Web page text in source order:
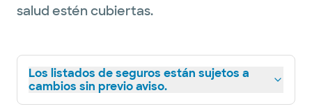
salud estén cubiertas.
Los listados de seguros están sujetos a
cambios sin previo aviso.